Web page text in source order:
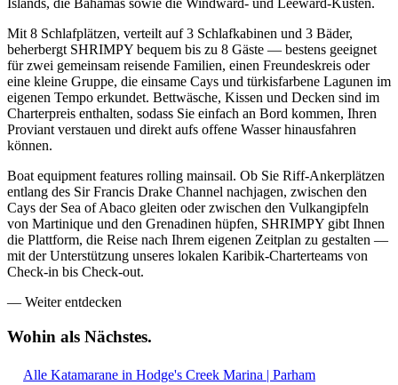
Islands, die Bahamas sowie die Windward- und Leeward-Küsten.
Mit 8 Schlafplätzen, verteilt auf 3 Schlafkabinen und 3 Bäder,
beherbergt SHRIMPY bequem bis zu 8 Gäste — bestens geeignet
für zwei gemeinsam reisende Familien, einen Freundeskreis oder
eine kleine Gruppe, die einsame Cays und türkisfarbene Lagunen im
eigenen Tempo erkundet. Bettwäsche, Kissen und Decken sind im
Charterpreis enthalten, sodass Sie einfach an Bord kommen, Ihren
Proviant verstauen und direkt aufs offene Wasser hinausfahren
können.
Boat equipment features rolling mainsail. Ob Sie Riff-Ankerplätzen
entlang des Sir Francis Drake Channel nachjagen, zwischen den
Cays der Sea of Abaco gleiten oder zwischen den Vulkangipfeln
von Martinique und den Grenadinen hüpfen, SHRIMPY gibt Ihnen
die Plattform, die Reise nach Ihrem eigenen Zeitplan zu gestalten —
mit der Unterstützung unseres lokalen Karibik-Charterteams von
Check-in bis Check-out.
— Weiter entdecken
Wohin als Nächstes.
Alle Katamarane in Hodge's Creek Marina | Parham